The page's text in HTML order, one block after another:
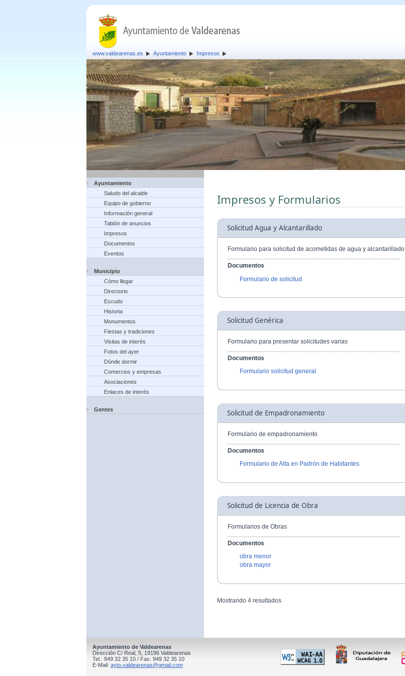
www.valdearenas.es Ayuntamiento Impresos
Ayuntamiento
Saludo del alcalde
Equipo de gobierno
Información general
Tablón de anuncios
Impresos
Documentos
Eventos
Municipio
Cómo llegar
Directorio
Escudo
Historia
Monumentos
Fiestas y tradiciones
Visitas de interés
Fotos del ayer
Dónde dormir
Comercios y empresas
Asociaciones
Enlaces de interés
Gentes
Impresos y Formularios
Solicitud Agua y Alcantarillado
Formulario para solicitud de acometidas de agua y alcantarillado
Documentos
Formulario de solicitud
Solicitud Genérica
Formulario para presentar solicitudes varias
Documentos
Formulario solicitud general
Solicitud de Empadronamiento
Formulario de empadronamiento
Documentos
Formulario de Alta en Padrón de Habitantes
Solicitud de Licencia de Obra
Formularios de Obras
Documentos
obra menor
obra mayor
Mostrando 4 resultados
Ayuntamiento de Valdearenas
Dirección C/ Real, 5, 19196 Valdearenas
Tel.: 949 32 35 10 / Fax: 949 32 35 10
E-Mail: ayto.valdearenas@gmail.com